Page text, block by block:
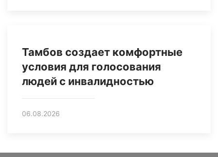
Тамбов создает комфортные
условия для голосования
людей с инвалидностью
06.08.2026